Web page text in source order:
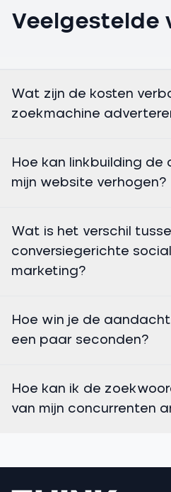
Veelgestelde
Wat zijn de kosten
zoekmachine
Hoe kan linkbuilding de
mijn website verhogen?
Wat is het verschil
conversiegerichte
marketing?
Hoe win je de aandacht
een paar seconden?
Hoe kan ik de
van mijn concurrenten